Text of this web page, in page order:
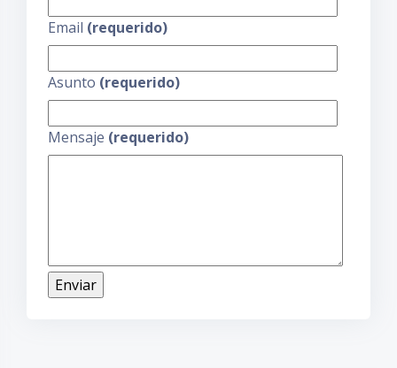
Email (requerido)
Asunto (requerido)
Mensaje (requerido)